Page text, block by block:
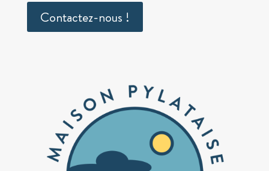
Contactez-nous !